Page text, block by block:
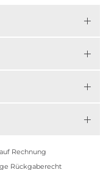
Rechnung
Rückgaberecht